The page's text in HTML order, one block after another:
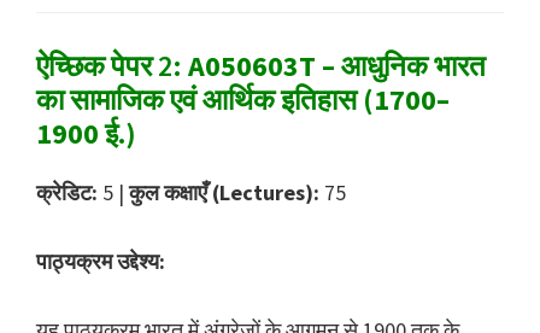
ऐच्छिक पेपर 2: A050603T – आधुनिक भारत
का सामाजिक एवं आर्थिक इतिहास (1700–
1900 ई.)
क्रेडिट: 5 |कुल कक्षाएँ (Lectures): 75
पाठ्यक्रम उद्देश्य: